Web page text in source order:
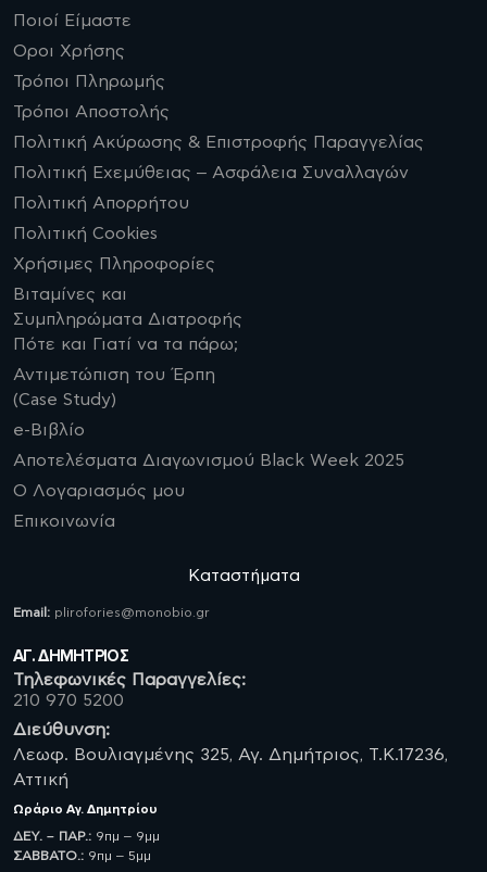
Ποιοί Είμαστε
Οροι Χρήσης
Τρόποι Πληρωμής
Τρόποι Αποστολής
Πολιτική Ακύρωσης & Επιστροφής Παραγγελίας
Πολιτική Εχεμύθειας – Ασφάλεια Συναλλαγών
Πολιτική Απορρήτου
Πολιτική Cookies
Χρήσιμες Πληροφορίες
Βιταμίνες και
Συμπληρώματα Διατροφής
Πότε και Γιατί να τα πάρω;
Αντιμετώπιση του Έρπη
(Case Study)
e-Βιβλίο
Αποτελέσματα Διαγωνισμού Black Week 2025
Ο Λογαριασμός μου
Επικοινωνία
Καταστήματα
Email: plirofories@monobio.gr
ΑΓ. ΔΗΜΗΤΡΙΟΣ
Τηλεφωνικές Παραγγελίες:
210 970 5200
Διεύθυνση:
Λεωφ. Βουλιαγμένης 325, Αγ. Δημήτριος, Τ.Κ.17236,
Αττική
Ωράριο Αγ. Δημητρίου
ΔΕΥ. – ΠΑΡ.: 9πμ – 9μμ
ΣΑΒBATO.: 9πμ – 5μμ